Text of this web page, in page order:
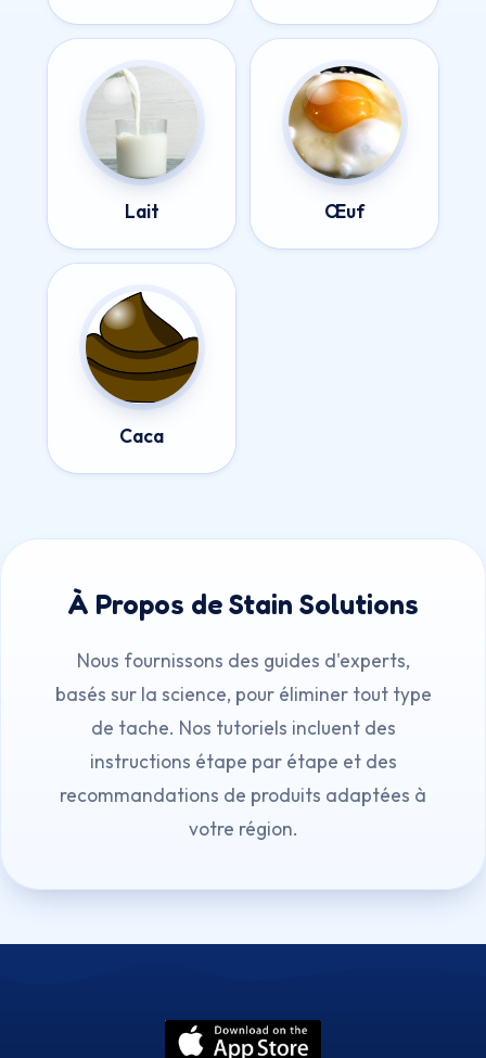
Lait Œuf
Caca
À Propos de Stain Solutions
Nous fournissons des guides d'experts,
basés sur la science, pour éliminer tout type
de tache. Nos tutoriels incluent des
instructions étape par étape et des
recommandations de produits adaptées à
votre région.